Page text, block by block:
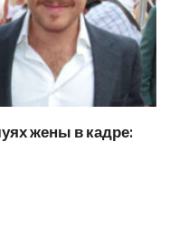
жены в кадре: